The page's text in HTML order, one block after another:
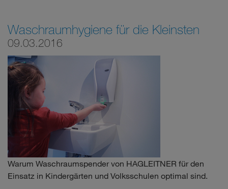
Waschraumhygiene für die Kleinsten
09.03.2016
Warum Waschraumspender von HAGLEITNER für den
Einsatz in Kindergärten und Volksschulen optimal sind.